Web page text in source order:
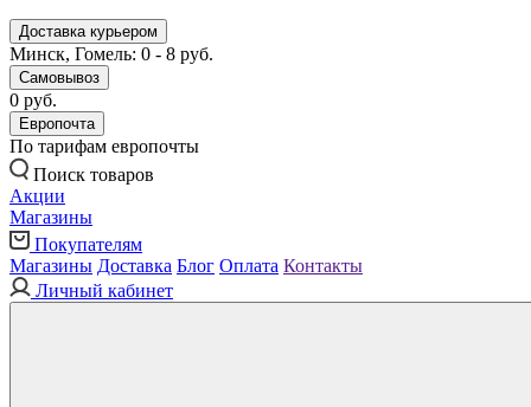
Доставка курьером
Минск, Гомель: 0 - 8 руб.
Самовывоз
0 руб.
Европочта
По тарифам европочты
Поиск товаров
Акции
Магазины
Покупателям
Магазины Доставка Блог Оплата Контакты
Личный кабинет